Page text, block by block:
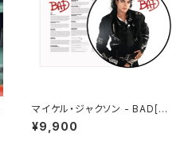
マイケル・ジャクソン - BAD[PI
CTURE VINYL](LP)
¥9,900